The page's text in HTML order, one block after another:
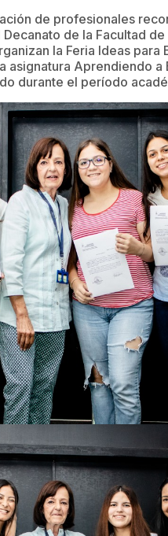
de profesionales
de la Facultad
la Feria Ideas para
asignatura Aprendiendo
durante el período